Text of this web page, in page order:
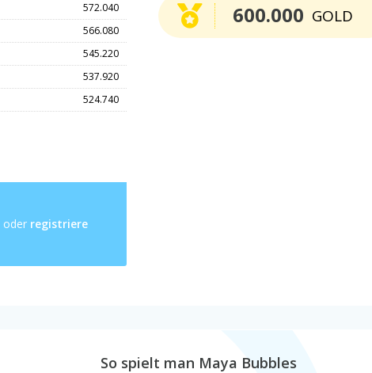
572.040
566.080
545.220
537.920
524.740
oder registriere
GOLD
600.000
So spielt man Maya Bubbles